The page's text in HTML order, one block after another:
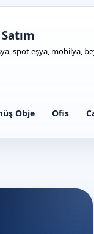
spot eşya, mobilya,
Obje Ofis